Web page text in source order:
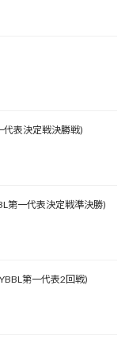
代表決定戦決勝戦)
第一代表決定戦準決勝)
第一代表2回戦)